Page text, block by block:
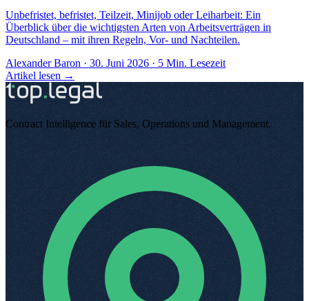
Unbefristet, befristet, Teilzeit, Minijob oder Leiharbeit: Ein
Überblick über die wichtigsten Arten von Arbeitsverträgen in
Deutschland – mit ihren Regeln, Vor- und Nachteilen.
Alexander Baron · 30. Juni 2026 · 5 Min. Lesezeit
Artikel lesen →
Contract Intelligence für Sales, Operations und Management.